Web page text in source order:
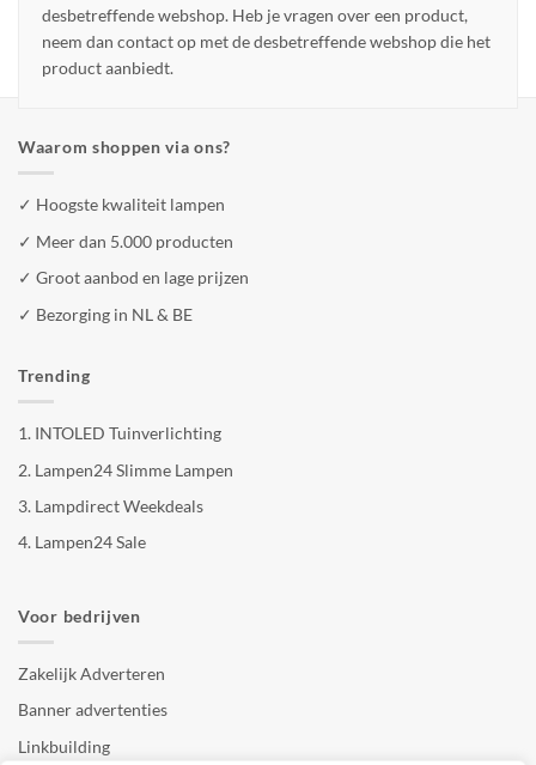
desbetreffende webshop. Heb je vragen over een product,
neem dan contact op met de desbetreffende webshop die het
product aanbiedt.
Waarom shoppen via ons?
✓ Hoogste kwaliteit lampen
✓ Meer dan 5.000 producten
✓ Groot aanbod en lage prijzen
✓ Bezorging in NL & BE
Trending
1. INTOLED Tuinverlichting
2. Lampen24 Slimme Lampen
3. Lampdirect Weekdeals
4. Lampen24 Sale
Voor bedrijven
Zakelijk Adverteren
Banner advertenties
Linkbuilding